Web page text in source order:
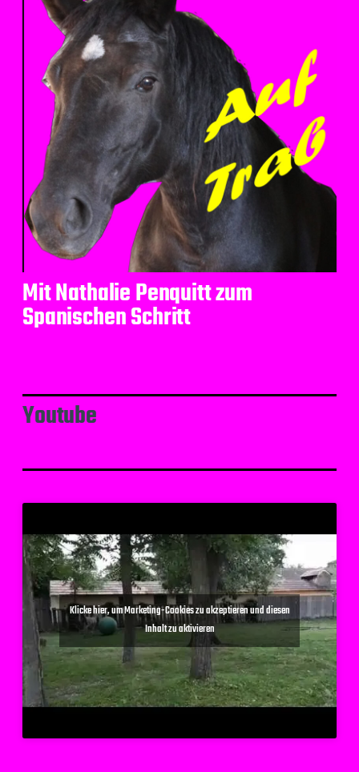
Mit Nathalie Penquitt zum
Spanischen Schritt
Youtube
Klicke hier, um Marketing-Cookies zu akzeptieren und diesen
Inhalt zu aktivieren